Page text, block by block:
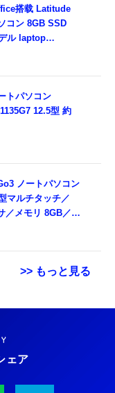
搭载 Latitude
コン 8GB SSD
ル laptop
トパソコン
12.5型 約
ノートパソコン
マルチタッチ／
／メモリ 8GB／
顔認証カメラ
>> もっと見る
【2026新モデル
ク付き HiFi音質
ボット BAKETAN
改 KAI
ェア